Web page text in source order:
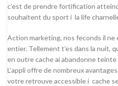
c’est de prendre fortification
souhaitent du sport i la life
Action marketing, nos feconds il ne
entier. Tellement t’es dans la nuit,
en outre cache ai abandonne teinte
L’appli offre de nombreux
votre retrouve accessible i cache